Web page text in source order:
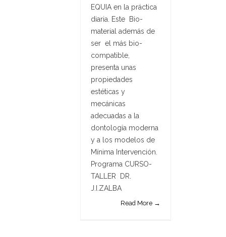
EQUIA en la práctica
diaria. Este Bio-
material además de
ser el más bio-
compatible,
presenta unas
propiedades
estéticas y
mecánicas
adecuadas a la
dontología moderna
y a los modelos de
Mínima Intervención.
Programa CURSO-
TALLER DR.
J.I.ZALBA
Read More →